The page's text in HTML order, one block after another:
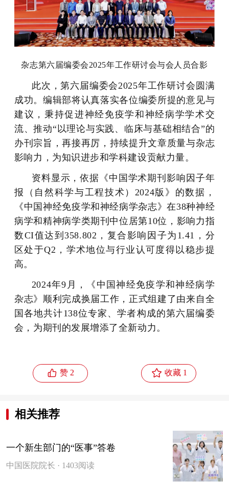
杂志第六届编委会2025年工作研讨会与会人员合影
此次，第六届编委会2025年工作研讨会圆满
成功。编辑部将认真落实各位编委所提的意见与
建议，秉持促进神经免疫学和神经病学学术交
流、推动“以理论与实践、临床与基础相结合”的
办刊宗旨，再接再厉，持续提升文章质量与杂志
影响力，为知识进步和学科建设贡献力量。
资料显示，依据《中国学术期刊影响因子年
报（自然科学与工程技术）2024版》的数据，
《中国神经免疫学和神经病学杂志》在38种神经
病学和精神病学类期刊中位居第10位，影响力指
数CI值达到358.802，复合影响因子为1.41，分
区处于Q2，学术地位与行业认可度得以稳步提
高。
2024年9月，《中国神经免疫学和神经病学
杂志》顺利完成换届工作，正式组建了由来自全
国各地共计138位专家、学者构成的第六届编委
会，为期刊的发展增添了全新动力。
 赞 2  收藏 1
相关推荐
一个新生部门的“医事”答卷
中国医院院长 · 1403阅读